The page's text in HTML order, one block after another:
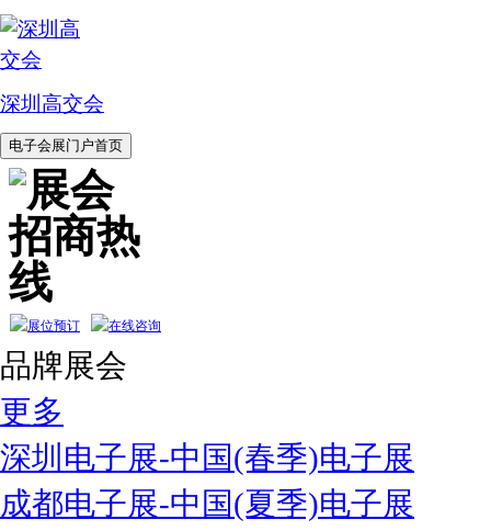
深圳高交会
品牌展会
更多
深圳电子展-中国(春季)电子展
成都电子展-中国(夏季)电子展